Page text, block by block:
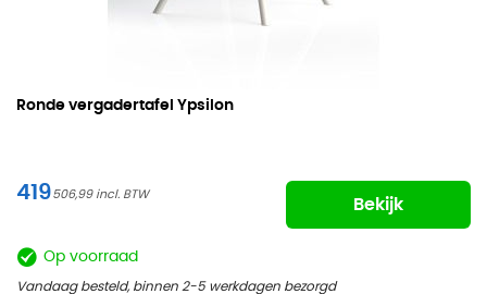
Ronde vergadertafel Ypsilon
419506,99
Bekijk
Op voorraad
Vandaag besteld, binnen 2-5 werkdagen bezorgd